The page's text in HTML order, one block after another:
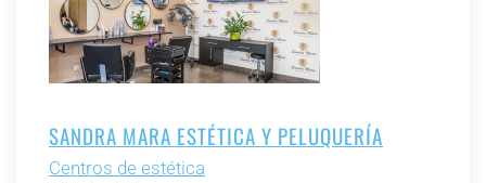
SANDRA MARA ESTÉTICA Y PELUQUERÍA
Centros de estética